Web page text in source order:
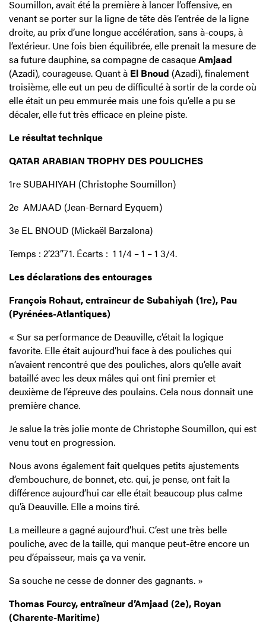
Soumillon, avait été la première à lancer l’offensive, en
venant se porter sur la ligne de tête dès l’entrée de la ligne
droite, au prix d’une longue accélération, sans à-coups, à
l’extérieur. Une fois bien équilibrée, elle prenait la mesure de
sa future dauphine, sa compagne de casaqueAmjaad
(Azadi), courageuse. Quant à El Bnoud (Azadi), finalement
troisième, elle eut un peu de difficulté à sortir de la corde où
elle était un peu emmurée mais une fois qu’elle a pu se
décaler, elle fut très efficace en pleine piste.
Le résultat technique
QATAR ARABIAN TROPHY DES POULICHES
1re SUBAHIYAH (Christophe Soumillon)
2e AMJAAD (Jean-Bernard Eyquem)
3e EL BNOUD (Mickaël Barzalona)
Temps : 2’23’’71. Écarts : 1 1/4 – 1 – 1 3/4.
Les déclarations des entourages
François Rohaut, entraîneur de Subahiyah (1re), Pau
(Pyrénées-Atlantiques)
« Sur sa performance de Deauville, c’était la logique
favorite. Elle était aujourd’hui face à des pouliches qui
n’avaient rencontré que des pouliches, alors qu’elle avait
bataillé avec les deux mâles qui ont fini premier et
deuxième de l’épreuve des poulains. Cela nous donnait une
première chance.
Je salue la très jolie monte de Christophe Soumillon, qui est
venu tout en progression.
Nous avons également fait quelques petits ajustements
d’embouchure, de bonnet, etc. qui, je pense, ont fait la
différence aujourd’hui car elle était beaucoup plus calme
qu’à Deauville. Elle a moins tiré.
La meilleure a gagné aujourd’hui. C’est une très belle
pouliche, avec de la taille, qui manque peut-être encore un
peu d’épaisseur, mais ça va venir.
Sa souche ne cesse de donner des gagnants. »
Thomas Fourcy, entraîneur d’Amjaad (2e), Royan
(Charente-Maritime)